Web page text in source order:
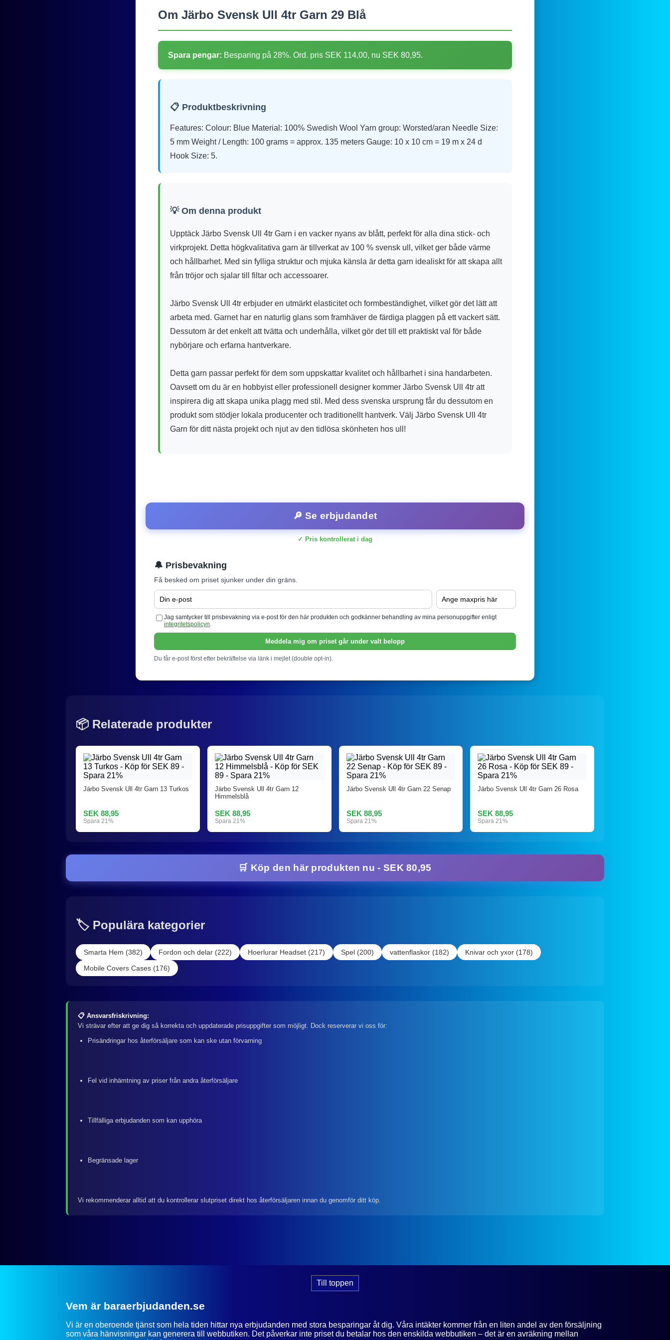
Om Järbo Svensk Ull 4tr Garn 29 Blå
Spara pengar: Besparing på 28%. Ord. pris SEK 114,00, nu SEK 80,95.
📋 Produktbeskrivning
Features: Colour: Blue Material: 100% Swedish Wool Yarn group: Worsted/aran Needle Size:
5 mm Weight / Length: 100 grams = approx. 135 meters Gauge: 10 x 10 cm = 19 m x 24 d
Hook Size: 5.
💡 Om denna produkt
Upptäck Järbo Svensk Ull 4tr Garn i en vacker nyans av blått, perfekt för alla dina stick- och
virkprojekt. Detta högkvalitativa garn är tillverkat av 100 % svensk ull, vilket ger både värme
och hållbarhet. Med sin fylliga struktur och mjuka känsla är detta garn idealiskt för att skapa allt
från tröjor och sjalar till filtar och accessoarer.
Järbo Svensk Ull 4tr erbjuder en utmärkt elasticitet och formbeständighet, vilket gör det lätt att
arbeta med. Garnet har en naturlig glans som framhäver de färdiga plaggen på ett vackert sätt.
Dessutom är det enkelt att tvätta och underhålla, vilket gör det till ett praktiskt val för både
nybörjare och erfarna hantverkare.
Detta garn passar perfekt för dem som uppskattar kvalitet och hållbarhet i sina handarbeten.
Oavsett om du är en hobbyist eller professionell designer kommer Järbo Svensk Ull 4tr att
inspirera dig att skapa unika plagg med stil. Med dess svenska ursprung får du dessutom en
produkt som stödjer lokala producenter och traditionellt hantverk. Välj Järbo Svensk Ull 4tr
Garn för ditt nästa projekt och njut av den tidlösa skönheten hos ull!
🔎 Se erbjudandet
✓ Pris kontrollerat i dag
🔔 Prisbevakning
Få besked om priset sjunker under din gräns.
Jag samtycker till prisbevakning via e-post för den här produkten och godkänner behandling av mina personuppgifter enligt
integritetspolicyn.
Meddela mig om priset går under valt belopp
Du får e-post först efter bekräftelse via länk i mejlet (double opt-in).
📦 Relaterade produkter
Järbo Svensk Ull 4tr Garn 13 Turkos
SEK 88,95
Spara 21%
Järbo Svensk Ull 4tr Garn 12
Himmelsblå
SEK 88,95
Spara 21%
Järbo Svensk Ull 4tr Garn 22 Senap
SEK 88,95
Spara 21%
Järbo Svensk Ull 4tr Garn 26 Rosa
SEK 88,95
Spara 21%
🛒 Köp den här produkten nu - SEK 80,95
🏷️ Populära kategorier
Smarta Hem (382) Fordon och delar (222) Hoerlurar Headset (217) Spel (200) vattenflaskor (182)
Knivar och yxor (178)
Mobile Covers Cases (176)
📋 Ansvarsfriskrivning:
Vi strävar efter att ge dig så korrekta och uppdaterade prisuppgifter som möjligt. Dock reserverar vi oss för:
Prisändringar hos återförsäljare som kan ske utan förvarning
Fel vid inhämtning av priser från andra återförsäljare
Tillfälliga erbjudanden som kan upphöra
Begränsade lager
Vi rekommenderar alltid att du kontrollerar slutpriset direkt hos återförsäljaren innan du genomför ditt köp.
Till toppen
Vem är baraerbjudanden.se
Vi är en oberoende tjänst som hela tiden hittar nya erbjudanden med stora besparingar åt dig. Våra intäkter kommer från en liten andel av den försäljning
som våra hänvisningar kan generera till webbutiken. Det påverkar inte priset du betalar hos den enskilda webbutiken – det är en avräkning mellan